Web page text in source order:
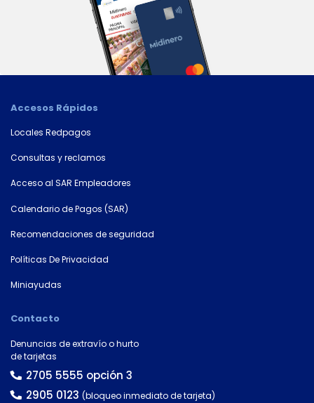
×
Consultá
número
de
Tipo
tarjeta*
País
Tipo de
documento
Accesos Rápidos
Locales Redpagos
Consultas y reclamos
Acceso al SAR Empleadores
Calendario de Pagos (SAR)
Recomendaciones de seguridad
Políticas De Privacidad
Miniayudas
Contacto
Denuncias de extravío o hurto
de tarjetas
2705 5555 opción 3
2905 0123 (bloqueo inmediato de tarjeta)